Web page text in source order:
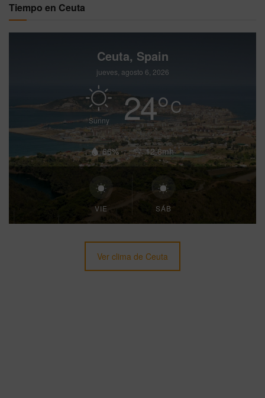
Tiempo en Ceuta
Ceuta, Spain
jueves, agosto 6, 2026
Sunny 24°C
66% 12.6mh
VIE SÁB
Ver clima de Ceuta